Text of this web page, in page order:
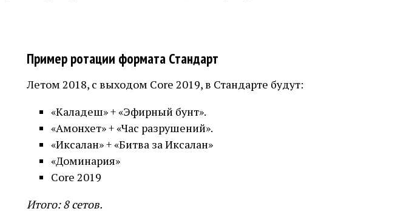
Пример ротации формата Стандарт
Летом 2018, с выходом Core 2019, в Стандарте будут:
«Каладеш» + «Эфирный бунт».
«Амонхет» + «Час разрушений».
«Иксалан» + «Битва за Иксалан»
«Доминария»
Core 2019
Итого: 8 сетов.